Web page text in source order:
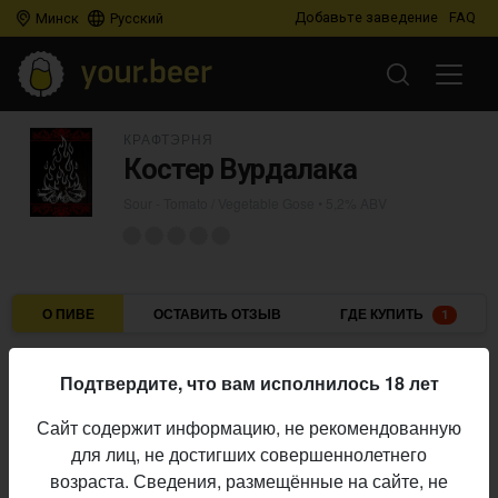
Минск Русский Добавьте заведение FAQ
Костер Вурдалака
О ПИВЕ ОСТАВИТЬ ОТЗЫВ ГДЕ КУПИТЬ 1
Пивоварня:
Крафтэрня
Алкоголь:
5,2%
Начало
выпуска:
13.05.2026
Подтвердите, что вам исполнилось 18 лет
Сайт содержит информацию, не рекомендованную
для лиц, не достигших совершеннолетнего
возраста. Сведения, размещённые на сайте, не